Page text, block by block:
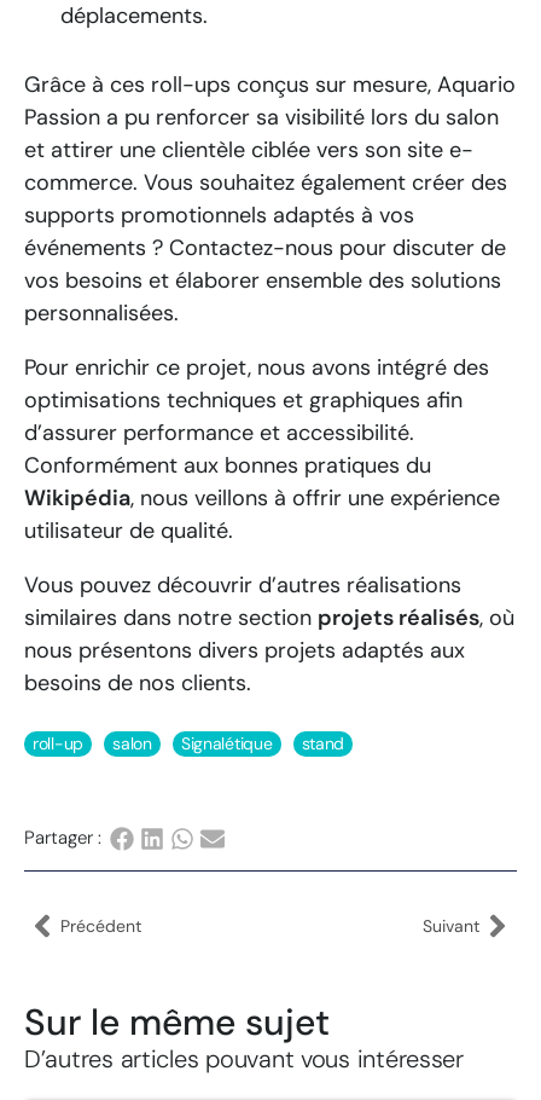
déplacements.
Grâce à ces roll-ups conçus sur mesure, Aquario
Passion a pu renforcer sa visibilité lors du salon
et attirer une clientèle ciblée vers son site e-
commerce. Vous souhaitez également créer des
supports promotionnels adaptés à vos
événements ? Contactez-nous pour discuter de
vos besoins et élaborer ensemble des solutions
personnalisées.
Pour enrichir ce projet, nous avons intégré des
optimisations techniques et graphiques afin
d’assurer performance et accessibilité.
Conformément aux bonnes pratiques du
Wikipédia, nous veillons à offrir une expérience
utilisateur de qualité.
Vous pouvez découvrir d’autres réalisations
similaires dans notre section projets réalisés, où
nous présentons divers projets adaptés aux
besoins de nos clients.
roll-up salon Signalétique stand
Partager :
Précédent Suivant
Sur le même sujet
D’autres articles pouvant vous intéresser